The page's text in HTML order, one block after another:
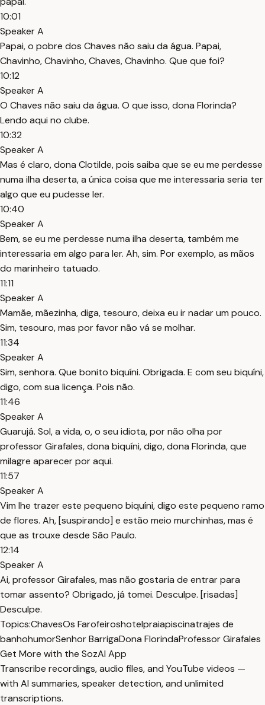
10:01
Speaker A
Papai, o pobre dos Chaves não saiu da água. Papai,
Chavinho, Chavinho, Chaves, Chavinho. Que que foi?
10:12
Speaker A
O Chaves não saiu da água. O que isso, dona Florinda?
Lendo aqui no clube.
10:32
Speaker A
Mas é claro, dona Clotilde, pois saiba que se eu me perdesse
numa ilha deserta, a única coisa que me interessaria seria ter
algo que eu pudesse ler.
10:40
Speaker A
Bem, se eu me perdesse numa ilha deserta, também me
interessaria em algo para ler. Ah, sim. Por exemplo, as mãos
do marinheiro tatuado.
11:11
Speaker A
Mamãe, mãezinha, diga, tesouro, deixa eu ir nadar um pouco.
Sim, tesouro, mas por favor não vá se molhar.
11:34
Speaker A
Sim, senhora. Que bonito biquíni. Obrigada. E com seu biquíni,
digo, com sua licença. Pois não.
11:46
Speaker A
Guarujá. Sol, a vida, o, o seu idiota, por não olha por
professor Girafales, dona biquíni, digo, dona Florinda, que
milagre aparecer por aqui.
11:57
Speaker A
Vim lhe trazer este pequeno biquíni, digo este pequeno ramo
de flores. Ah, [suspirando] e estão meio murchinhas, mas é
que as trouxe desde São Paulo.
12:14
Speaker A
Ai, professor Girafales, mas não gostaria de entrar para
tomar assento? Obrigado, já tomei. Desculpe. [risadas]
Desculpe.
Topics:ChavesOs Farofeiroshotelpraiapiscinatrajes de
banhohumorSenhor BarrigaDona FlorindaProfessor Girafales
Get More with the SozAI App
Transcribe recordings, audio files, and YouTube videos —
with AI summaries, speaker detection, and unlimited
transcriptions.